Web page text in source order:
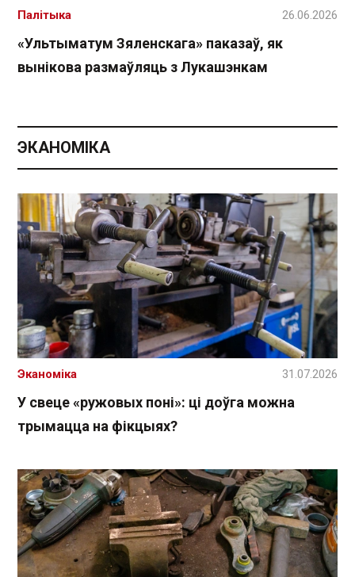
«Ультыматум Зяленскага» паказаў, як
вынікова размаўляць з Лукашэнкам
Палітыка 26.06.2026
ЭКАНОМІКА
У свеце «ружовых поні»: ці доўга можна
трымацца на фікцыях?
Эканоміка 31.07.2026